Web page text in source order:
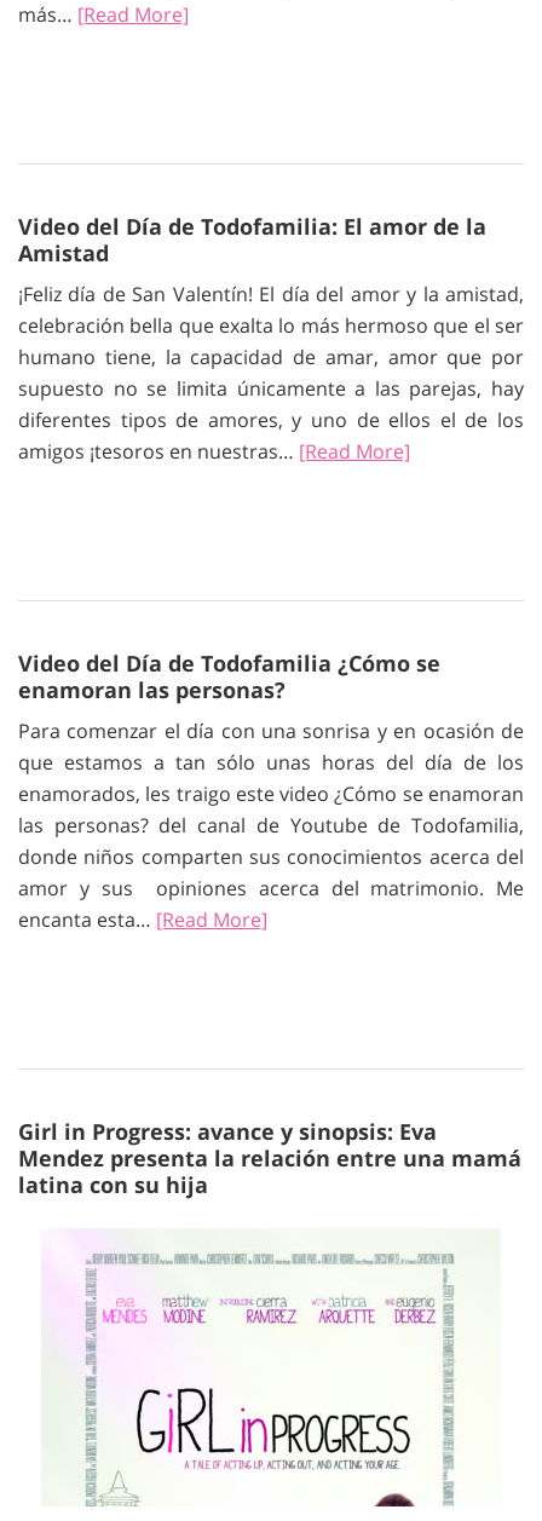
más… [Read More]
Video del Día de Todofamilia: El amor de la
Amistad
¡Feliz día de San Valentín! El día del amor y la amistad,
celebración bella que exalta lo más hermoso que el ser
humano tiene, la capacidad de amar, amor que por
supuesto no se limita únicamente a las parejas, hay
diferentes tipos de amores, y uno de ellos el de los
amigos ¡tesoros en nuestras… [Read More]
Video del Día de Todofamilia ¿Cómo se
enamoran las personas?
Para comenzar el día con una sonrisa y en ocasión de
que estamos a tan sólo unas horas del día de los
enamorados, les traigo este video ¿Cómo se enamoran
las personas? del canal de Youtube de Todofamilia,
donde niños comparten sus conocimientos acerca del
amor y sus opiniones acerca del matrimonio. Me
encanta esta… [Read More]
Girl in Progress: avance y sinopsis: Eva
Mendez presenta la relación entre una mamá
latina con su hija